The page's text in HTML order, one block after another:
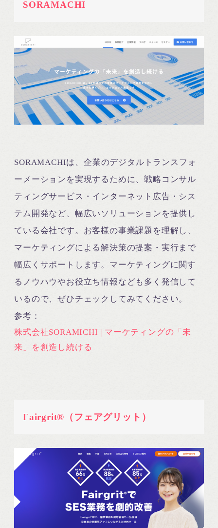
SORAMACHI
SORAMACHIは、企業のデジタルトランスフォ
ーメーションを実現するために、戦略コンサル
ティングサービス・インターネット広告・シス
テム開発など、幅広いソリューションを提供し
ている会社です。お客様の事業課題を理解し、
マーケティングによる解決策の提案・実行まで
幅広くサポートします。マーケティングに関す
るノウハウやお役立ち情報なども多く発信して
いるので、ぜひチェックしてみてください。
参考：
株式会社SORAMICHI | マーケティングの「未
来」を創造し続ける
Fairgrit®（フェアグリット）